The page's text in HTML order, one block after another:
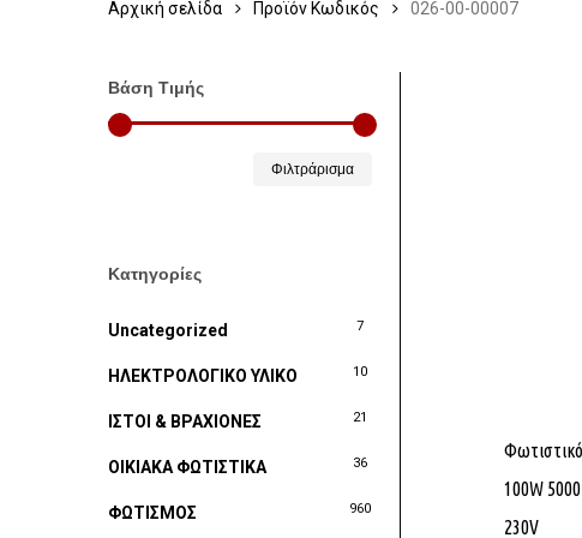
Αρχική σελίδα Προϊόν Κωδικός 026-00-00007
Βάση Τιμής
Φιλτράρισμα
Κατηγορίες
Uncategorized 7
ΗΛΕΚΤΡΟΛΟΓΙΚΟ ΥΛΙΚΟ 10
ΙΣΤΟΙ & ΒΡΑΧΙΟΝΕΣ 21
ΟΙΚΙΑΚΑ ΦΩΤΙΣΤΙΚΑ 36
ΦΩΤΙΣΜΟΣ 960
100W
230V